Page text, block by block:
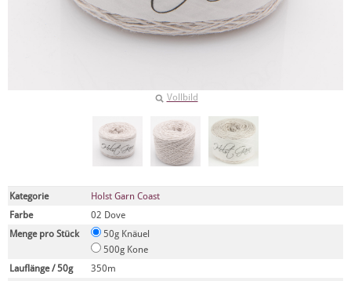
Vollbild
Kategorie
Holst Garn Coast
Farbe
02 Dove
Menge pro Stück
50g Knäuel
500g Kone
Lauflänge / 50g
350m